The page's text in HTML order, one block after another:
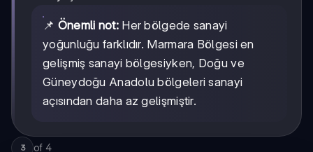
📌 Önemli not:Her bölgede sanayi
yoğunluğu farklıdır. Marmara Bölgesi en
gelişmiş sanayi bölgesiyken, Doğu ve
Güneydoğu Anadolu bölgeleri sanayi
açısından daha az gelişmiştir.
3 of 4